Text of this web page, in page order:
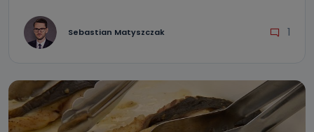
Sebastian Matyszczak 1